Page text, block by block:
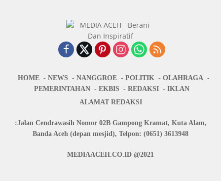
HOME NEWS NANGGROE POLITIK
OLAHRAGA
PEMERINTAHAN
EKBIS REDAKSI
IKLAN
ALAMAT REDAKSI
:Jalan Cendrawasih Nomor 02B Gampong Kramat, Kuta Alam,
Banda Aceh (depan mesjid), Telpon: (0651) 3613948
MEDIAACEH.CO.ID @2021